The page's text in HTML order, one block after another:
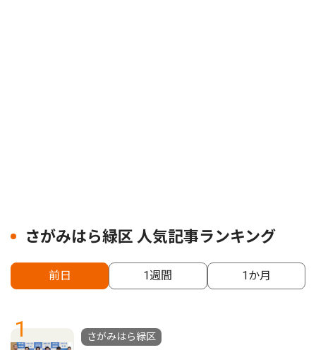
さがみはら緑区 人気記事ランキング
前日 1週間 1か月
1 さがみはら緑区